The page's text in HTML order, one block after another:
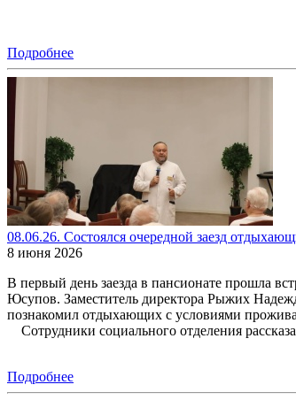
Подробнее
08.06.26. Состоялся очередной заезд
8 июня 2026
В первый день заезда в пансионате прошла
Юсупов. Заместитель директора Рыжих
познакомил отдыхающих с условиями
Сотрудники социального отделения
Подробнее